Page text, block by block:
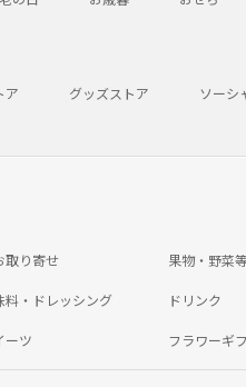
ア グッズストア ソーシ
取り寄せ 果物・野菜
料・ドレッシング ドリンク
ーツ フラワーギ